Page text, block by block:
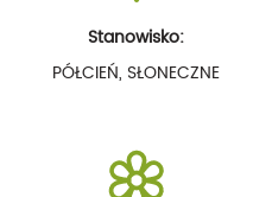
Stanowisko:
PÓŁCIEŃ, SŁONECZNE